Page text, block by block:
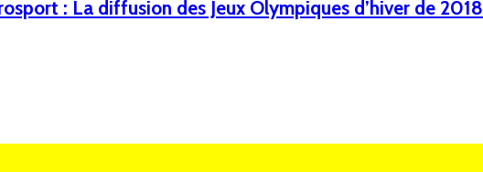
: La diffusion des Jeux Olympiques d’hiver de 2018